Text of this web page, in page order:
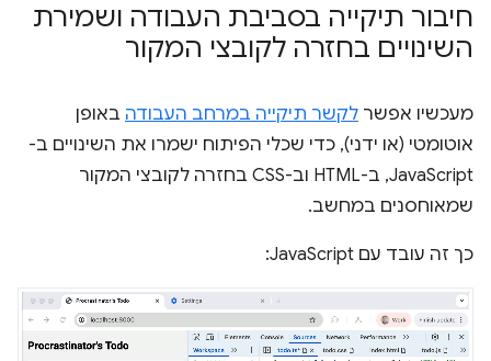
חיבור תיקייה בסביבת העבודה ושמירת
השינויים בחזרה לקובצי המקור
מעכשיו אפשר לקשר תיקייה במרחב העבודה באופן
אוטומטי (או ידני), כדי שכלי הפיתוח ישמרו את השינויים ב-
JavaScript, ב-HTML וב-CSS בחזרה לקובצי המקור
שמאוחסנים במחשב.
כך זה עובד עם JavaScript: